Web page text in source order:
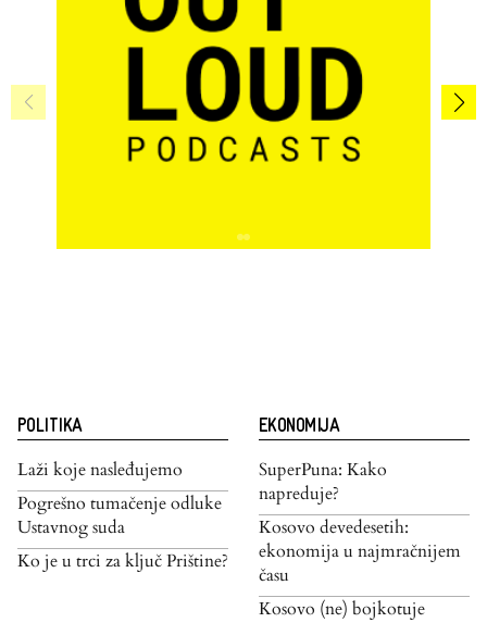
POLITIKA
Laži koje nasleđujemo
Pogrešno tumačenje odluke
Ustavnog suda
Ko je u trci za ključ Prištine?
EKONOMIJA
SuperPuna: Kako
napreduje?
Kosovo devedesetih:
ekonomija u najmračnijem
času
Kosovo (ne) bojkotuje